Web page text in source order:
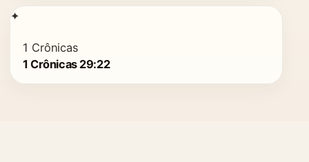
✦
1 Crônicas
1 Crônicas 29:22